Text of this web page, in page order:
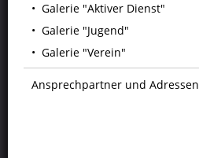
Galerie "Aktiver Dienst"
Galerie "Jugend"
Galerie "Verein"
Ansprechpartner und Adressen